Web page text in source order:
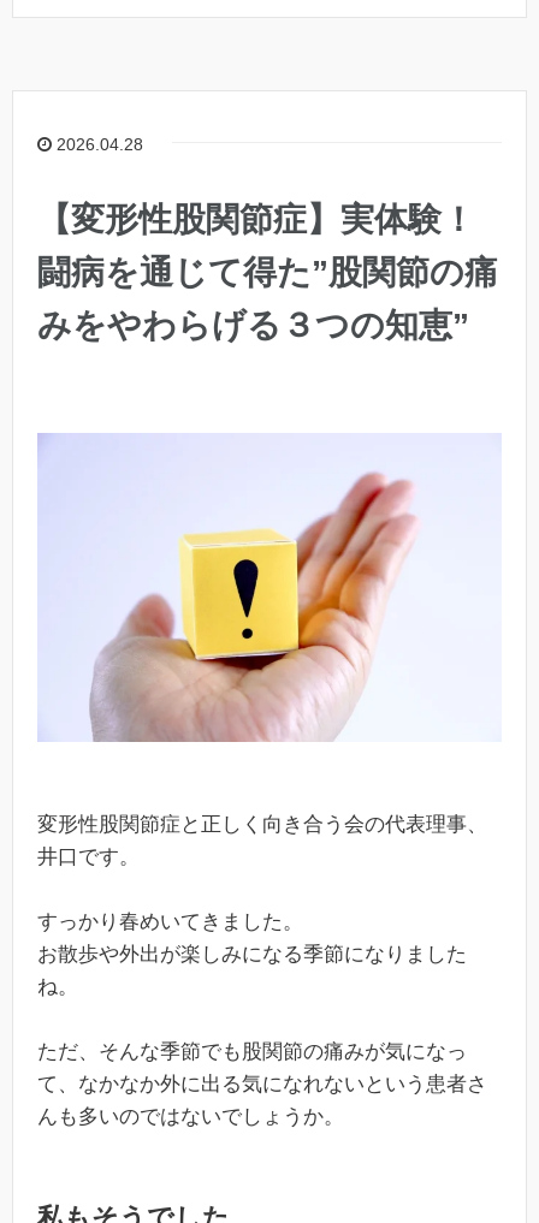
2026.04.28
【変形性股関節症】実体験！
闘病を通じて得た”股関節の痛
みをやわらげる３つの知恵”
変形性股関節症と正しく向き合う会の代表理事、
井口です。
すっかり春めいてきました。
お散歩や外出が楽しみになる季節になりました
ね。
ただ、そんな季節でも股関節の痛みが気になっ
て、なかなか外に出る気になれないという患者さ
んも多いのではないでしょうか。